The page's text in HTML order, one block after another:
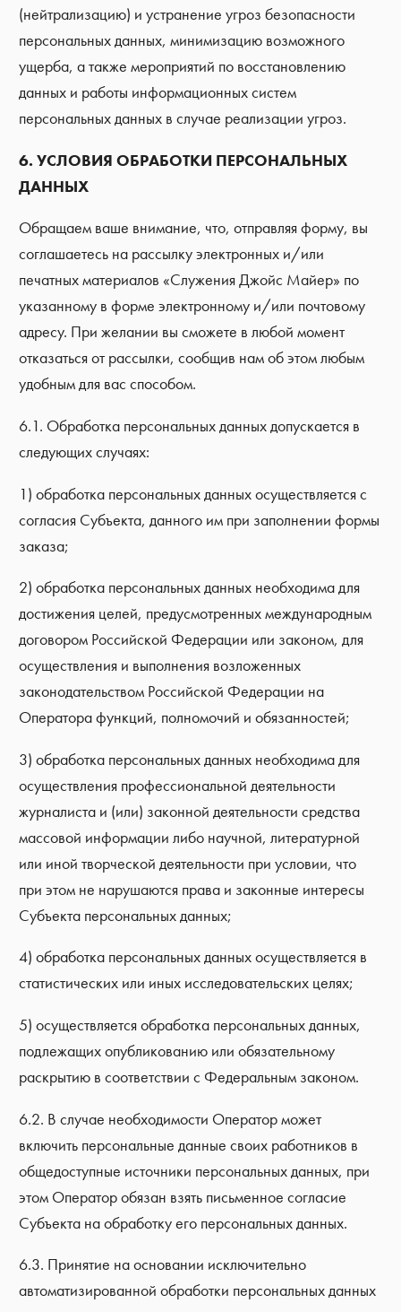
(нейтрализацию) и устранение угроз безопасности
персональных данных, минимизацию возможного
ущерба, а также мероприятий по восстановлению
данных и работы информационных систем
персональных данных в случае реализации угроз.
6. УСЛОВИЯ ОБРАБОТКИ ПЕРСОНАЛЬНЫХ
ДАННЫХ
Обращаем ваше внимание, что, отправляя форму, вы
соглашаетесь на рассылку электронных и/или
печатных материалов «Служения Джойс Майер» по
указанному в форме электронному и/или почтовому
адресу. При желании вы сможете в любой момент
отказаться от рассылки, сообщив нам об этом любым
удобным для вас способом.
6.1. Обработка персональных данных допускается в
следующих случаях:
1) обработка персональных данных осуществляется с
согласия Субъекта, данного им при заполнении формы
заказа;
2) обработка персональных данных необходима для
достижения целей, предусмотренных международным
договором Российской Федерации или законом, для
осуществления и выполнения возложенных
законодательством Российской Федерации на
Оператора функций, полномочий и обязанностей;
3) обработка персональных данных необходима для
осуществления профессиональной деятельности
журналиста и (или) законной деятельности средства
массовой информации либо научной, литературной
или иной творческой деятельности при условии, что
при этом не нарушаются права и законные интересы
Субъекта персональных данных;
4) обработка персональных данных осуществляется в
статистических или иных исследовательских целях;
5) осуществляется обработка персональных данных,
подлежащих опубликованию или обязательному
раскрытию в соответствии с Федеральным законом.
6.2. В случае необходимости Оператор может
включить персональные данные своих работников в
общедоступные источники персональных данных, при
этом Оператор обязан взять письменное согласие
Субъекта на обработку его персональных данных.
6.3. Принятие на основании исключительно
автоматизированной обработки персональных данных